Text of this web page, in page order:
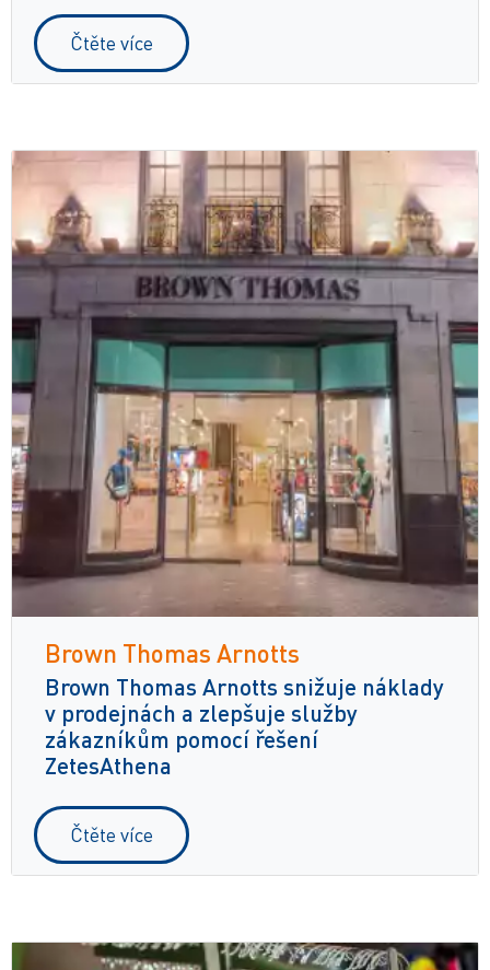
Čtěte více
Brown Thomas Arnotts
Brown Thomas Arnotts snižuje náklady
v prodejnách a zlepšuje služby
zákazníkům pomocí řešení
ZetesAthena
Čtěte více